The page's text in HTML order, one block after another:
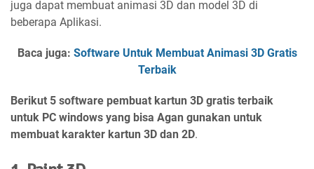
juga dapat membuat animasi 3D dan model 3D di
beberapa Aplikasi.
Baca juga: Software Untuk Membuat Animasi 3D Gratis
Terbaik
Berikut 5 software pembuat kartun 3D gratis terbaik
untuk PC windows yang bisa Agan gunakan untuk
membuat karakter kartun 3D dan 2D.